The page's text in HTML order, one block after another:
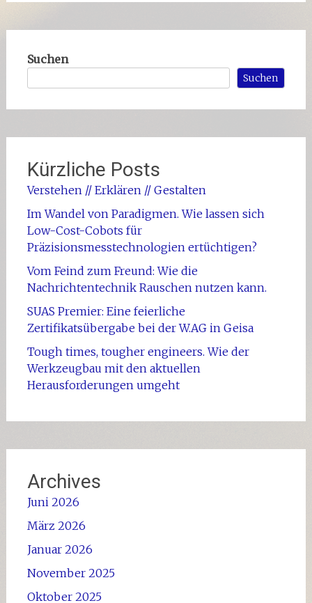
Suchen
Suchen
Kürzliche Posts
Verstehen // Erklären // Gestalten
Im Wandel von Paradigmen. Wie lassen sich
Low-Cost-Cobots für
Präzisionsmesstechnologien ertüchtigen?
Vom Feind zum Freund: Wie die
Nachrichtentechnik Rauschen nutzen kann.
SUAS Premier: Eine feierliche
Zertifikatsübergabe bei der W.AG in Geisa
Tough times, tougher engineers. Wie der
Werkzeugbau mit den aktuellen
Herausforderungen umgeht
Archives
Juni 2026
März 2026
Januar 2026
November 2025
Oktober 2025